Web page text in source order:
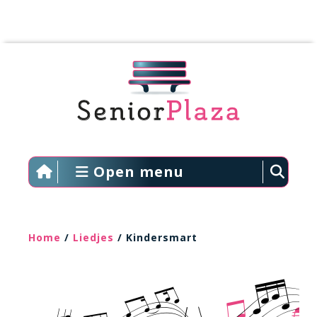
Open menu
Home / Liedjes / Kindersmart